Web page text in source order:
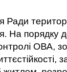
Ради
На порядку
ОВА,